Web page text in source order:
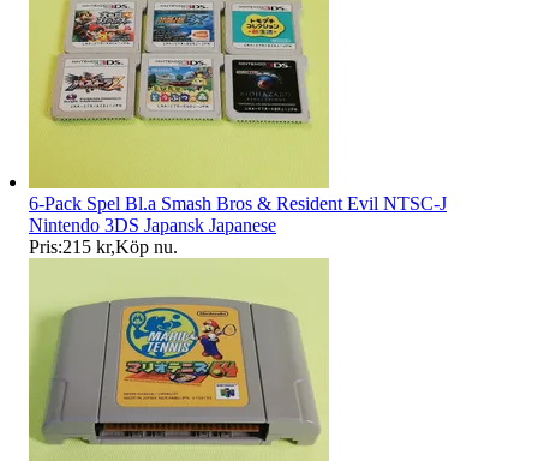
6-Pack Spel Bl.a Smash Bros & Resident Evil NTSC-J
Nintendo 3DS Japansk Japanese
Pris:215 kr,Köp nu.